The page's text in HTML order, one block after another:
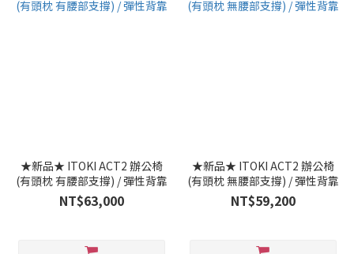
★新品★ ITOKI ACT2 辦公椅
(有頭枕 有腰部支撐) / 彈性背靠
NT$63,000
★新品★ ITOKI ACT2 辦公椅
(有頭枕 無腰部支撐) / 彈性背靠
NT$59,200